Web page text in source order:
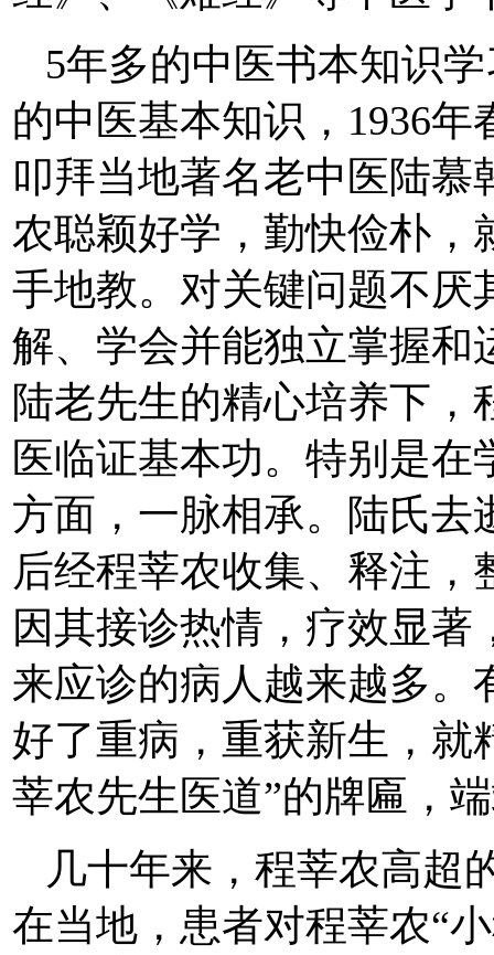
5年多的中医书本知识
的中医基本知识，1936
叩拜当地著名老中医陆
农聪颖好学，勤快俭朴，
手地教。对关键问题不厌
解、学会并能独立掌握和
陆老先生的精心培养下
医临证基本功。特别是
方面，一脉相承。陆氏去
后经程莘农收集、释注
因其接诊热情，疗效显
来应诊的病人越来越多。
好了重病，重获新生，就
莘农先生医道”的牌匾，
几十年来，程莘农高超
在当地，患者对程莘农“